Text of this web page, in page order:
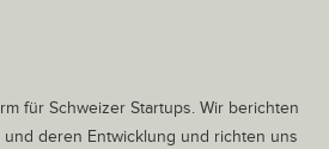
für Schweizer Startups. Wir berichten
deren Entwicklung und richten uns